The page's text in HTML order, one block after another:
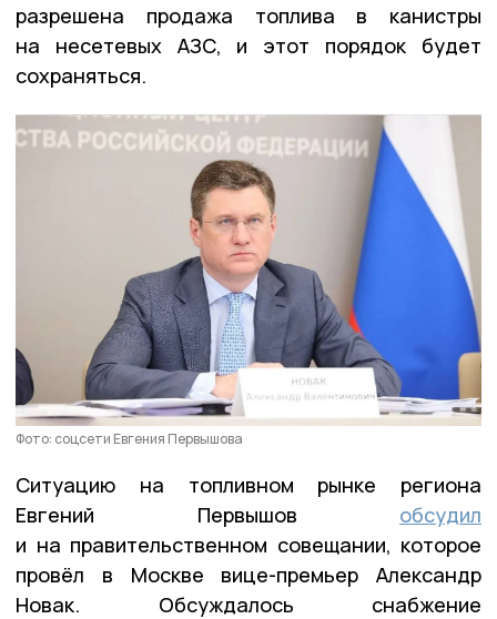
разрешена продажа топлива в канистры
на несетевых АЗС, и этот порядок будет
сохраняться.
Фото: соцсети Евгения Первышова
Ситуацию на топливном рынке региона
Евгений Первышов обсудил
и на правительственном совещании, которое
провёл в Москве вице-премьер Александр
Новак. Обсуждалось снабжение